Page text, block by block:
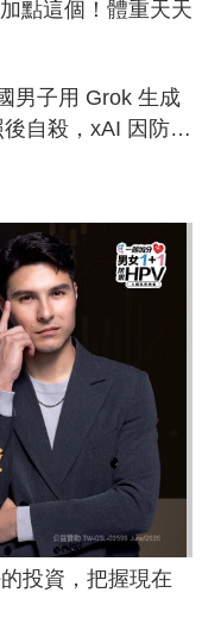
點這個！體重天天
男子用 Grok 生成
自殺，xAI 因防護
投資，把握現在